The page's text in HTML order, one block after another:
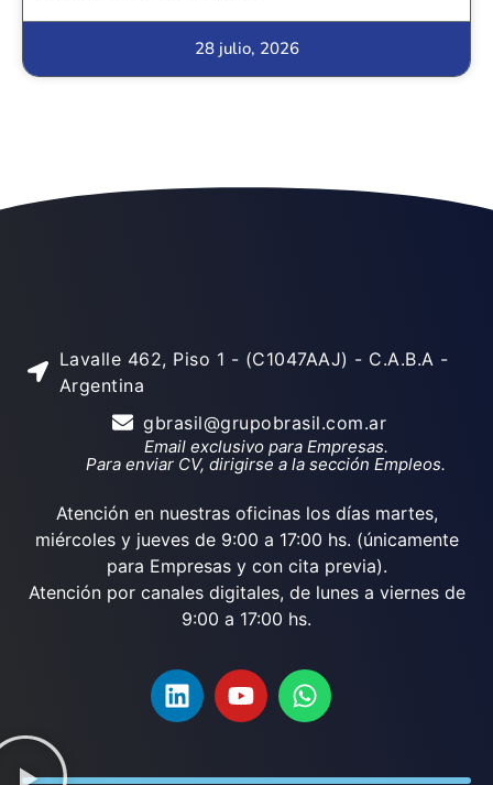
28 julio, 2026
Lavalle 462, Piso 1 - (C1047AAJ) - C.A.B.A -
Argentina
gbrasil@grupobrasil.com.ar
Email exclusivo para Empresas.
Para enviar CV, dirigirse a la sección Empleos.
Atención en nuestras oficinas los días martes,
miércoles y jueves de 9:00 a 17:00 hs. (únicamente
para Empresas y con cita previa).
Atención por canales digitales, de lunes a viernes de
9:00 a 17:00 hs.